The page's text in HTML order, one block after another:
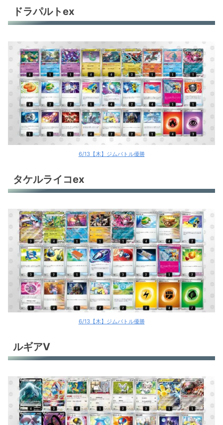
ドラパルトex
6/13【木】ジムバトル優勝
タケルライコex
6/13【木】ジムバトル優勝
ルギアV